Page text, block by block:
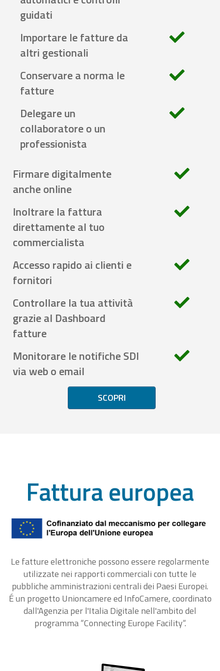
guidati
Importare le fatture da
altri gestionali
Conservare a norma le
fatture
Delegare un
collaboratore o un
professionista
Firmare digitalmente
anche online
Inoltrare la fattura
direttamente al tuo
commercialista
Accesso rapido ai clienti e
fornitori
Controllare la tua attività
grazie al Dashboard
fatture
Monitorare le notifiche SDI
via web o email
SCOPRI
Fattura europea
Le fatture elettroniche possono essere regolarmente
utilizzate nei rapporti commerciali con tutte le
pubbliche amministrazioni centrali dei Paesi Europei.
É un progetto Unioncamere ed InfoCamere, coordinato
dall'Agenzia per l'Italia Digitale nell'ambito del
programma “Connecting Europe Facility“.